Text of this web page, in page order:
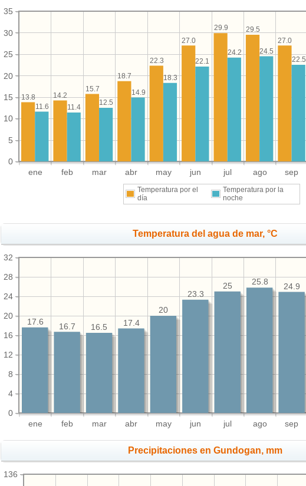
ene feb mar abr may jun jul ago sep
0
5
10
15
20
25
30
35
27.0
29.5
29.9
27.0
22.3
18.7
15.7
14.2
13.8
22.5
24.5
24.2
22.1
18.3
14.9
12.5
11.4
11.6
Temperatura por el
día
Temperatura por la
noche
Temperatura del agua de mar, °C
ene feb mar abr may jun jul ago sep
0
4
8
12
16
20
24
28
32
24.9
25.8
25
23.3
20
17.4
16.5
16.7
17.6
Precipitaciones en Gundogan, mm
136